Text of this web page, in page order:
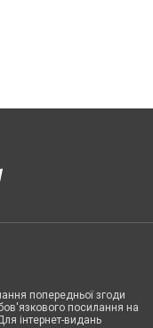
попередньої згоди
посилання на
інтернет-видань